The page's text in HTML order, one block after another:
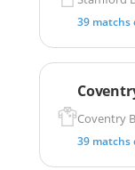
39 matchs
Coventry
39 matchs